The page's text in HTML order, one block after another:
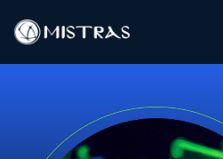
Servicios de campo